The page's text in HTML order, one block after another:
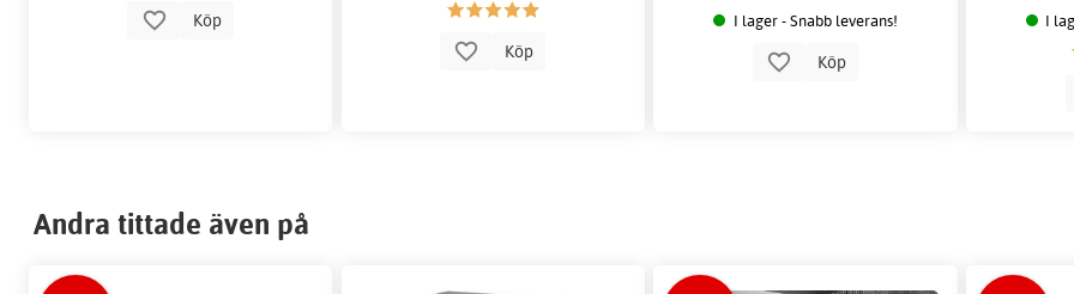
Köp
Köp
I lager - Snabb leverans!
Köp
I
Andra tittade även på